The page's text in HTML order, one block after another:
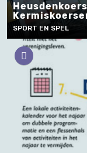
SPORT EN SPEL